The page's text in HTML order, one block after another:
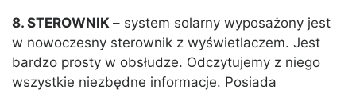
8. STEROWNIK – system solarny wyposażony jest
w nowoczesny sterownik z wyświetlaczem. Jest
bardzo prosty w obsłudze. Odczytujemy z niego
wszystkie niezbędne informacje. Posiada